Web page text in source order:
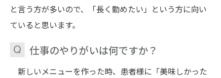
と言う方が多いので、「長く勤めたい」という方に向い
ていると思います。
仕事のやりがいは何ですか？
新しいメニューを作った時、患者様に「美味しかった